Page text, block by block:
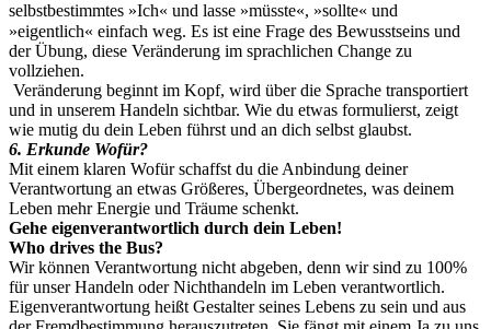
selbstbestimmtes »Ich« und lasse »müsste«, »sollte« und
»eigentlich« einfach weg. Es ist eine Frage des Bewusstseins und
der Übung, diese Veränderung im sprachlichen Change zu
vollziehen.
Veränderung beginnt im Kopf, wird über die Sprache transportiert
und in unserem Handeln sichtbar. Wie du etwas formulierst, zeigt
wie mutig du dein Leben führst und an dich selbst glaubst.
6. Erkunde Wofür?
Mit einem klaren Wofür schaffst du die Anbindung deiner
Verantwortung an etwas Größeres, Übergeordnetes, was deinem
Leben mehr Energie und Träume schenkt.
Gehe eigenverantwortlich durch dein Leben!
Who drives the Bus?
Wir können Verantwortung nicht abgeben, denn wir sind zu 100%
für unser Handeln oder Nichthandeln im Leben verantwortlich.
Eigenverantwortung heißt Gestalter seines Lebens zu sein und aus